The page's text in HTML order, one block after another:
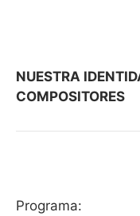
NUESTRA
COMPOSITORES
Programa: